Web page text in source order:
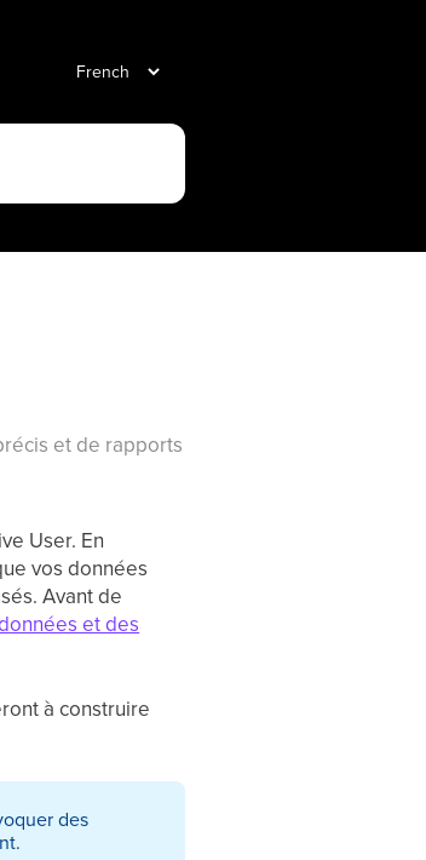
et de rapports
User. En
vos données
Avant de
et des
à construire
des